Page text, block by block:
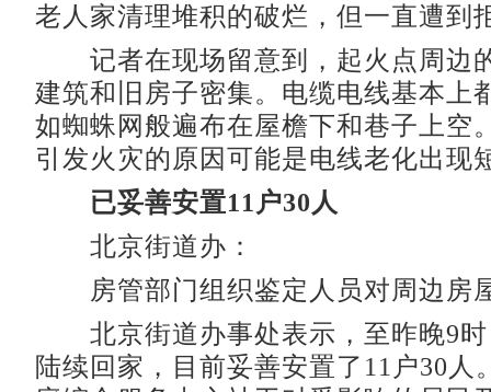
老人家清理堆积的破烂，但一直遭到
记者在现场留意到，起火点周边
建筑和旧房子密集。电缆电线基本上
如蜘蛛网般遍布在屋檐下和巷子上空
引发火灾的原因可能是电线老化出现
已妥善安置11户30人
北京街道办：
房管部门组织鉴定人员对周边房
北京街道办事处表示，至昨晚9时
陆续回家，目前妥善安置了11户30人